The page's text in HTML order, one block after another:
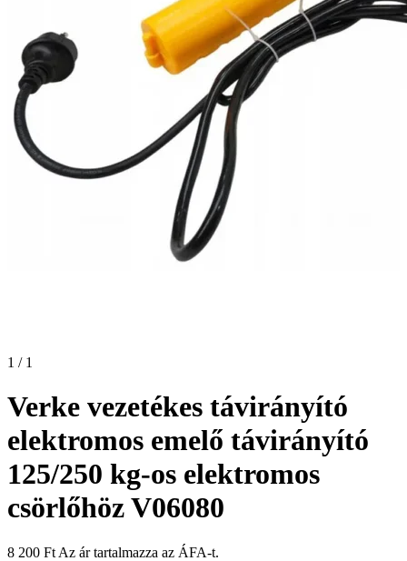
1 / 1
Verke vezetékes távirányító
elektromos emelő távirányító
125/250 kg-os elektromos
csörlőhöz V06080
8 200 Ft Az ár tartalmazza az ÁFA-t.